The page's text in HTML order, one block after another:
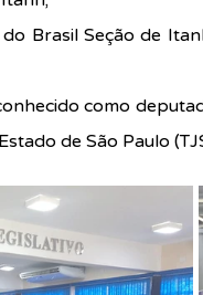
Brasil Seção de
como
de São Paulo